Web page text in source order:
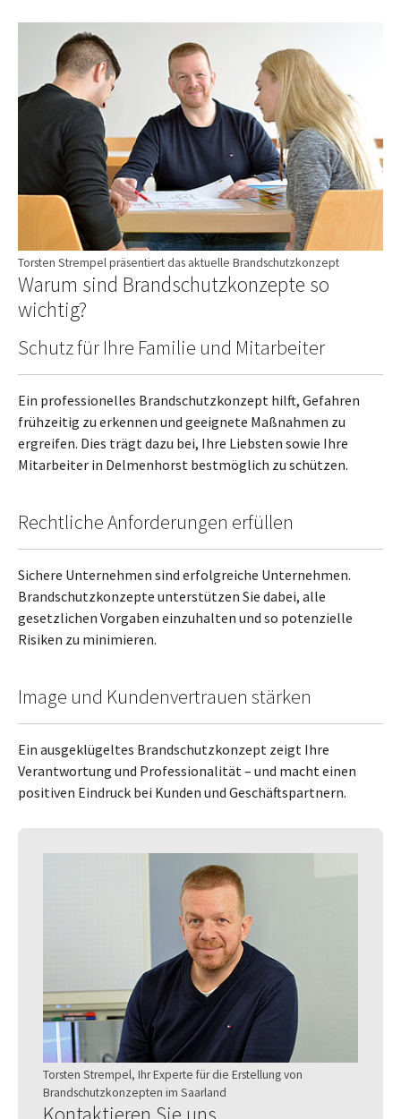
Torsten Strempel präsentiert das aktuelle Brandschutzkonzept
Warum sind Brandschutzkonzepte so
wichtig?
Schutz für Ihre Familie und Mitarbeiter
Ein professionelles Brandschutzkonzept hilft, Gefahren
frühzeitig zu erkennen und geeignete Maßnahmen zu
ergreifen. Dies trägt dazu bei, Ihre Liebsten sowie Ihre
Mitarbeiter in Delmenhorst bestmöglich zu schützen.
Rechtliche Anforderungen erfüllen
Sichere Unternehmen sind erfolgreiche Unternehmen.
Brandschutzkonzepte unterstützen Sie dabei, alle
gesetzlichen Vorgaben einzuhalten und so potenzielle
Risiken zu minimieren.
Image und Kundenvertrauen stärken
Ein ausgeklügeltes Brandschutzkonzept zeigt Ihre
Verantwortung und Professionalität – und macht einen
positiven Eindruck bei Kunden und Geschäftspartnern.
Torsten Strempel, Ihr Experte für die Erstellung von
Brandschutzkonzepten im Saarland
Kontaktieren Sie uns